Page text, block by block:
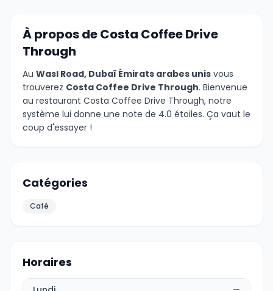
À propos de Costa Coffee Drive
Through
Au Wasl Road, Dubaï Émirats arabes unis vous
trouverez Costa Coffee Drive Through. Bienvenue
au restaurant Costa Coffee Drive Through, notre
système lui donne une note de 4.0 étoiles. Ça vaut le
coup d'essayer !
Catégories
Café
Horaires